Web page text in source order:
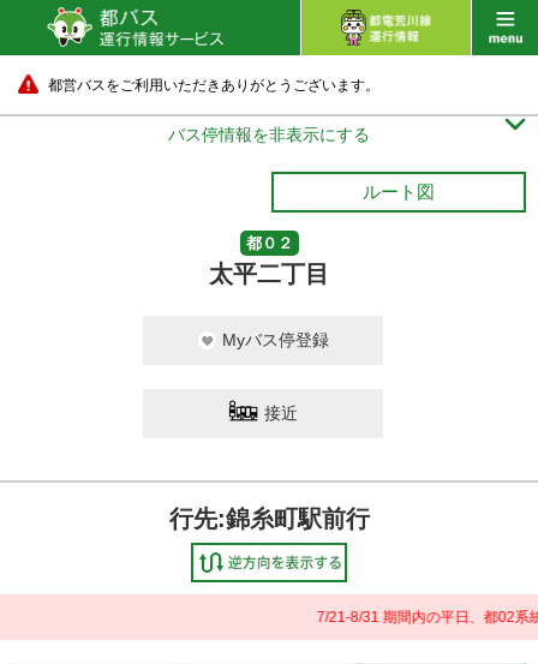
都営バスをご利用いただきありがとうございます。
バス停情報を非表示にする 
ルート図
都０２
太平二丁目
Myバス停登録
接近
行先:錦糸町駅前行
7/21-8/31 期間内の平日、都02系